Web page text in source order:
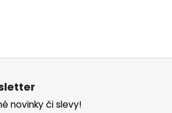
novinky či slevy!